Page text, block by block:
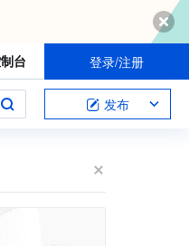
台 登录/注册
发布